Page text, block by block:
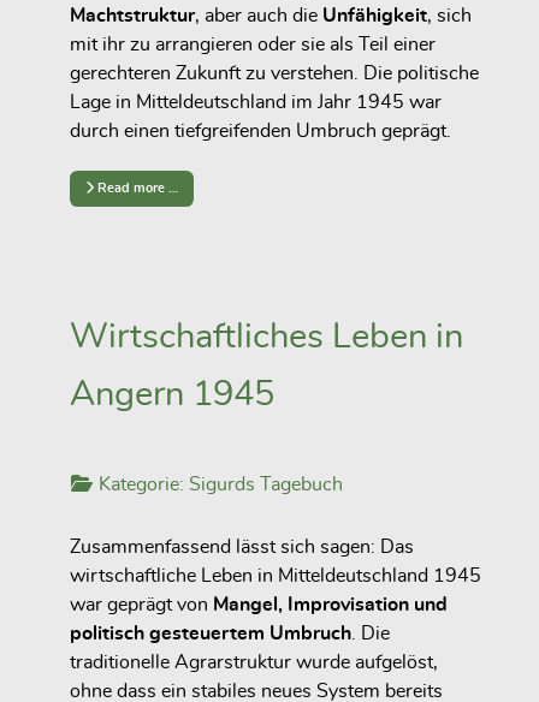
Machtstruktur, aber auch die Unfähigkeit, sich
mit ihr zu arrangieren oder sie als Teil einer
gerechteren Zukunft zu verstehen. Die politische
Lage in Mitteldeutschland im Jahr 1945 war
durch einen tiefgreifenden Umbruch geprägt.
Read more …
Wirtschaftliches Leben in
Angern 1945
Kategorie: Sigurds Tagebuch
Zusammenfassend lässt sich sagen: Das
wirtschaftliche Leben in Mitteldeutschland 1945
war geprägt von Mangel, Improvisation und
politisch gesteuertem Umbruch . Die
traditionelle Agrarstruktur wurde aufgelöst,
ohne dass ein stabiles neues System bereits